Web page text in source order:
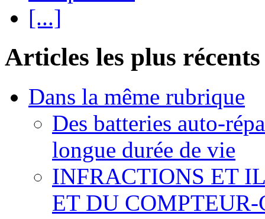
[...]
Articles les plus récents
Dans la même rubrique
Des batteries auto-
longue durée de vie
INFRACTIONS ET
ET DU